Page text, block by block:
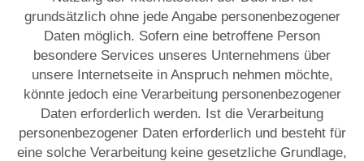
grundsätzlich ohne jede Angabe personenbezogener
Daten möglich. Sofern eine betroffene Person
besondere Services unseres Unternehmens über
unsere Internetseite in Anspruch nehmen möchte,
könnte jedoch eine Verarbeitung personenbezogener
Daten erforderlich werden. Ist die Verarbeitung
personenbezogener Daten erforderlich und besteht für
eine solche Verarbeitung keine gesetzliche Grundlage,